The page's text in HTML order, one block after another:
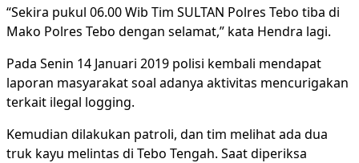
“Sekira pukul 06.00 Wib Tim SULTAN Polres Tebo tiba di
Mako Polres Tebo dengan selamat,” kata Hendra lagi.
Pada Senin 14 Januari 2019 polisi kembali mendapat
laporan masyarakat soal adanya aktivitas mencurigakan
terkait ilegal logging.
Kemudian dilakukan patroli, dan tim melihat ada dua
truk kayu melintas di Tebo Tengah. Saat diperiksa